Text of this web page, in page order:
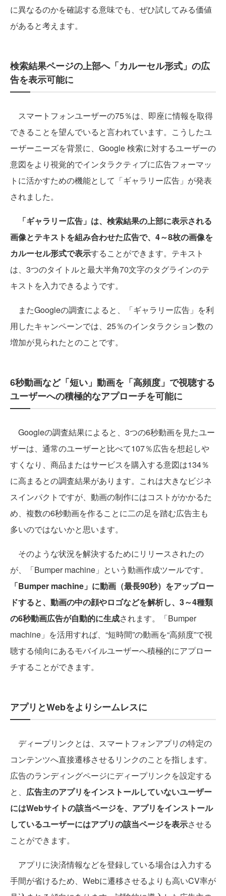
に異なるのかを確認する意味でも、ぜひ試してみる価値
があると考えます。
検索結果ページの上部へ「カルーセル形式」の広
告を表示可能に
スマートフォンユーザーの75％は、即座に情報を取得
できることを望んでいると言われています。こうしたユ
ーザーニーズを背景に、Google 検索に対するユーザーの
意図をより視覚的でインタラクティブに広告フォーマッ
トに活かすための機能として「ギャラリー広告」が発表
されました。
「ギャラリー広告」は、検索結果の上部に表示される
画像とテキストを組み合わせた広告で、4～8枚の画像を
カルーセル形式で表示することができます。テキスト
は、3つのタイトルと最大半角70文字のタグラインのテ
キストを入力できるようです。
またGoogleの調査によると、「ギャラリー広告」を利
用したキャンペーンでは、25％のインタラクション数の
増加が見られたとのことです。
6秒動画など「短い」動画を「高頻度」で視聴する
ユーザーへの積極的なアプローチを可能に
Googleの調査結果によると、3つの6秒動画を見たユー
ザーは、通常のユーザーと比べて107％広告を想起しや
すくなり、商品またはサービスを購入する意図は134％
に高まるとの調査結果があります。これは大きなビジネ
スインパクトですが、動画の制作にはコストがかかるた
め、複数の6秒動画を作ることに二の足を踏む広告主も
多いのではないかと思います。
そのような状況を解決するためにリリースされたの
が、「Bumper machine」という動画作成ツールです。
「Bumper machine」に動画（最長90秒）をアップロー
ドすると、動画の中の顔やロゴなどを解析し、3～4種類
の6秒動画広告が自動的に生成されます。「Bumper
machine」を活用すれば、“短時間”の動画を“高頻度”で視
聴する傾向にあるモバイルユーザーへ積極的にアプロー
チすることができます。
アプリとWebをよりシームレスに
ディープリンクとは、スマートフォンアプリの特定の
コンテンツへ直接遷移させるリンクのことを指します。
広告のランディングページにディープリンクを設定する
と、 広告主のアプリをインストールしていないユーザー
にはWebサイトの該当ページを、アプリをインストール
しているユーザーにはアプリの該当ページを表示させる
ことができます。
アプリに決済情報などを登録している場合は入力する
手間が省けるため、Webに遷移させるよりも高いCV率が